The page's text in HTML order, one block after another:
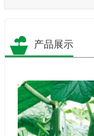
产品展示